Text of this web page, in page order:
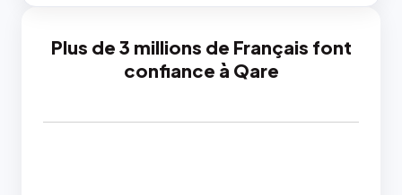
Plus de 3 millions de Français font
confiance à Qare